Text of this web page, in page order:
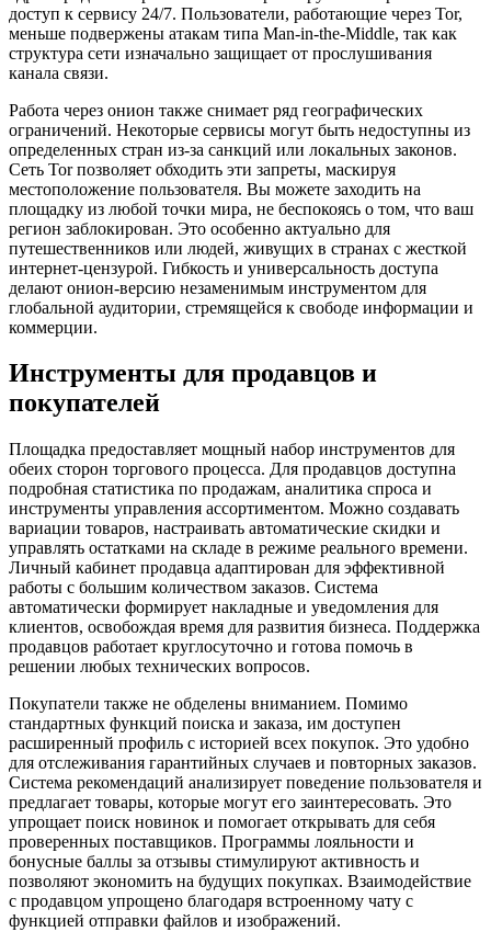
доступ к сервису 24/7. Пользователи, работающие через Tor,
меньше подвержены атакам типа Man-in-the-Middle, так как
структура сети изначально защищает от прослушивания
канала связи.
Работа через онион также снимает ряд географических
ограничений. Некоторые сервисы могут быть недоступны из
определенных стран из-за санкций или локальных законов.
Сеть Tor позволяет обходить эти запреты, маскируя
местоположение пользователя. Вы можете заходить на
площадку из любой точки мира, не беспокоясь о том, что ваш
регион заблокирован. Это особенно актуально для
путешественников или людей, живущих в странах с жесткой
интернет-цензурой. Гибкость и универсальность доступа
делают онион-версию незаменимым инструментом для
глобальной аудитории, стремящейся к свободе информации и
коммерции.
Инструменты для продавцов и
покупателей
Площадка предоставляет мощный набор инструментов для
обеих сторон торгового процесса. Для продавцов доступна
подробная статистика по продажам, аналитика спроса и
инструменты управления ассортиментом. Можно создавать
вариации товаров, настраивать автоматические скидки и
управлять остатками на складе в режиме реального времени.
Личный кабинет продавца адаптирован для эффективной
работы с большим количеством заказов. Система
автоматически формирует накладные и уведомления для
клиентов, освобождая время для развития бизнеса. Поддержка
продавцов работает круглосуточно и готова помочь в
решении любых технических вопросов.
Покупатели также не обделены вниманием. Помимо
стандартных функций поиска и заказа, им доступен
расширенный профиль с историей всех покупок. Это удобно
для отслеживания гарантийных случаев и повторных заказов.
Система рекомендаций анализирует поведение пользователя и
предлагает товары, которые могут его заинтересовать. Это
упрощает поиск новинок и помогает открывать для себя
проверенных поставщиков. Программы лояльности и
бонусные баллы за отзывы стимулируют активность и
позволяют экономить на будущих покупках. Взаимодействие
с продавцом упрощено благодаря встроенному чату с
функцией отправки файлов и изображений.